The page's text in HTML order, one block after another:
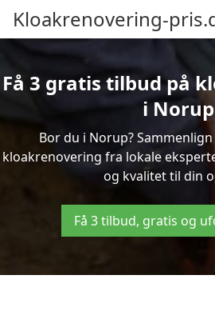
Kloakrenovering-
Få 3 gratis tilbud på
i Norup
Bor du i Norup?
kloakrenovering fra lokale
og kvalitet til din
Få 3 tilbud, gratis og